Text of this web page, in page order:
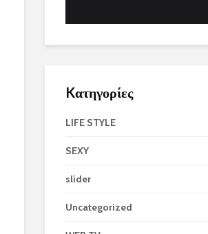
Kατηγορίες
LIFE STYLE
SEXY
slider
Uncategorized